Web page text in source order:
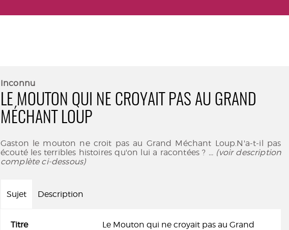
Inconnu
LE MOUTON QUI NE CROYAIT PAS AU GRAND
MÉCHANT LOUP
Gaston le mouton ne croit pas au Grand Méchant Loup.N'a-t-il pas
écouté les terribles histoires qu'on lui a racontées ? ... (voir description
complète ci-dessous)
Sujet Description
Titre
Le Mouton qui ne croyait pas au Grand